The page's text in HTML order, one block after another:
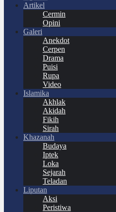
Artikel
Cermin
Opini
Galeri
Anekdot
Cerpen
Drama
Puisi
Rupa
Video
Islamika
Akhlak
Akidah
Fikih
Sirah
Khazanah
Budaya
Iptek
Loka
Sejarah
Teladan
Liputan
Aksi
Peristiwa